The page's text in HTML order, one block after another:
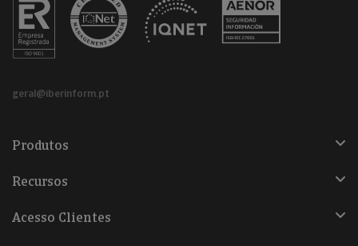
geral@iberinform.pt
Produtos
Recursos
Acesso Clientes